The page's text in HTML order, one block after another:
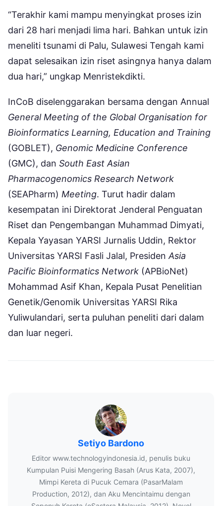
“Terakhir kami mampu menyingkat proses izin
dari 28 hari menjadi lima hari. Bahkan untuk izin
meneliti tsunami di Palu, Sulawesi Tengah kami
dapat selesaikan izin riset asingnya hanya dalam
dua hari,” ungkap Menristekdikti.
InCoB diselenggarakan bersama dengan Annual
General Meeting of the Global Organisation for
Bioinformatics Learning, Education and Training
(GOBLET), Genomic Medicine Conference
(GMC), dan South East Asian
Pharmacogenomics Research Network
(SEAPharm) Meeting. Turut hadir dalam
kesempatan ini Direktorat Jenderal Penguatan
Riset dan Pengembangan Muhammad Dimyati,
Kepala Yayasan YARSI Jurnalis Uddin, Rektor
Universitas YARSI Fasli Jalal, Presiden Asia
Pacific Bioinformatics Network (APBioNet)
Mohammad Asif Khan, Kepala Pusat Penelitian
Genetik/Genomik Universitas YARSI Rika
Yuliwulandari, serta puluhan peneliti dari dalam
dan luar negeri.
Setiyo Bardono
Editor www.technologyindonesia.id, penulis buku
Kumpulan Puisi Mengering Basah (Arus Kata, 2007),
Mimpi Kereta di Pucuk Cemara (PasarMalam
Production, 2012), dan Aku Mencintaimu dengan